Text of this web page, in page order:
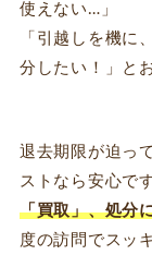
使えない…」
「引越しを機に
分したい！」と
退去期限が迫っ
ストなら安心で
「買取」、処分
度の訪問でスッ